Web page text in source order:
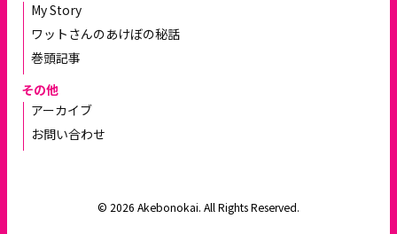
My Story
ワットさんのあけぼの秘話
巻頭記事
その他
アーカイブ
お問い合わせ
© 2026 Akebonokai. All Rights Reserved.